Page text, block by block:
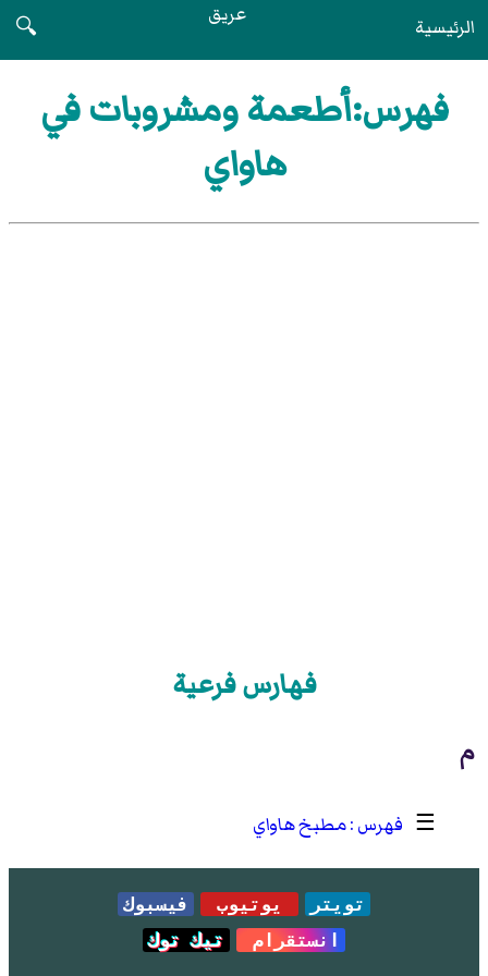
الرئيسية عريق
🔍
فهرس:أطعمة ومشروبات في
هاواي
فهارس فرعية
م
☰ مطبخ هاواي
تويتر يوتيوب
فيسبوك
انستقرام
تيك توك